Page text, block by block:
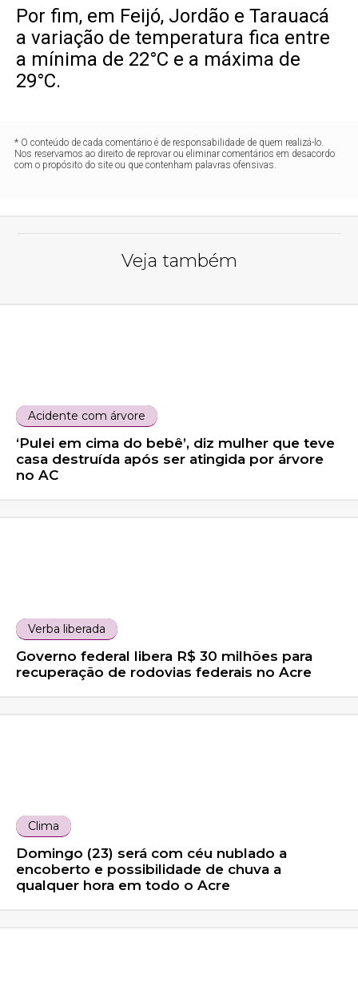
Por fim, em Feijó, Jordão e Tarauacá
a variação de temperatura fica entre
a mínima de 22°C e a máxima de
29°C.
* O conteúdo de cada comentário é de responsabilidade de quem realizá-lo.
Nos reservamos ao direito de reprovar ou eliminar comentários em desacordo
com o propósito do site ou que contenham palavras ofensivas.
Veja também
Acidente com árvore
‘Pulei em cima do bebê’, diz mulher que teve
casa destruída após ser atingida por árvore
no AC
Verba liberada
Governo federal libera R$ 30 milhões para
recuperação de rodovias federais no Acre
Clima
Domingo (23) será com céu nublado a
encoberto e possibilidade de chuva a
qualquer hora em todo o Acre